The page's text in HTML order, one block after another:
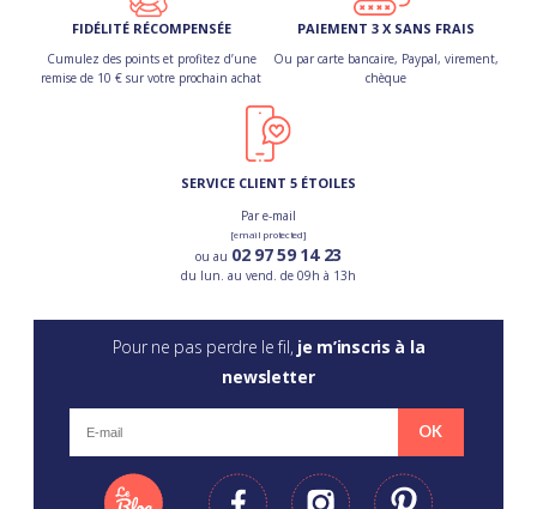
FIDÉLITÉ RÉCOMPENSÉE
Cumulez des points et profitez d’une
remise de 10 € sur votre prochain achat
PAIEMENT 3 X SANS FRAIS
Ou par carte bancaire, Paypal, virement,
chèque
SERVICE CLIENT 5 ÉTOILES
Par e-mail
[email protected]
ou au 02 97 59 14 23
du lun. au vend. de 09h à 13h
Pour ne pas perdre le fil, je m’inscris à la
newsletter
OK